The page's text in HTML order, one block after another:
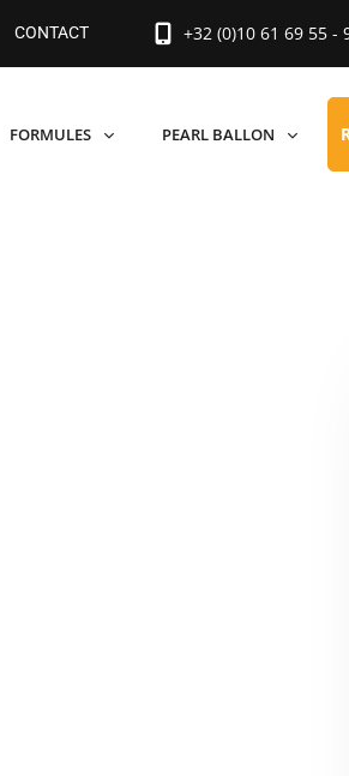
CONTACT +32 (0)10 61 69 55 -
FORMULES PEARL BALLON